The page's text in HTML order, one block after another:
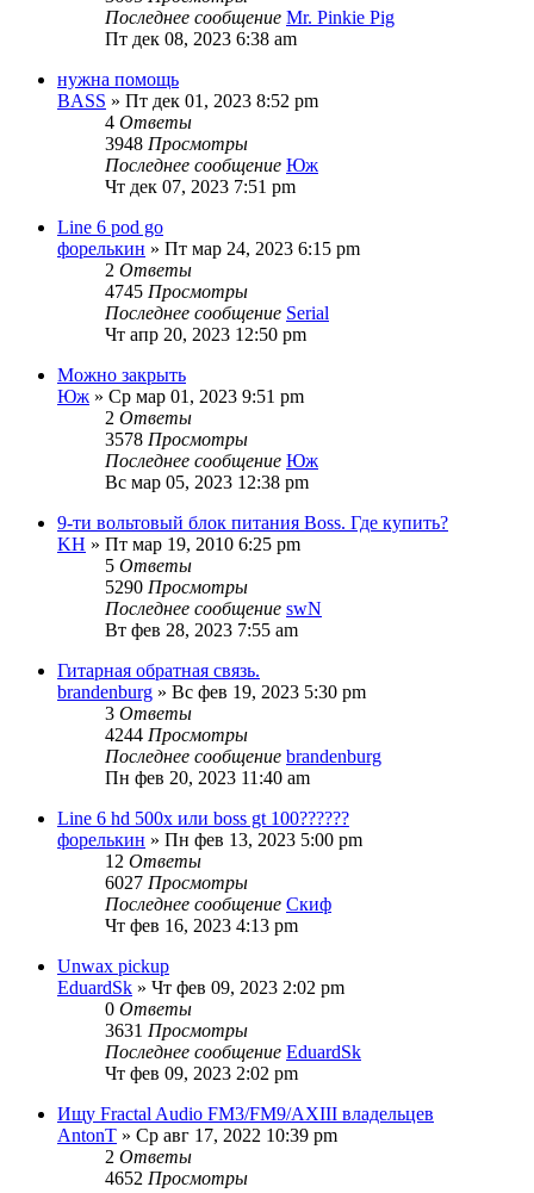
Последнее сообщение Mr. Pinkie Pig
Пт дек 08, 2023 6:38 am
нужна помощь
BASS » Пт дек 01, 2023 8:52 pm
4 Ответы
3948 Просмотры
Последнее сообщение Юж
Чт дек 07, 2023 7:51 pm
Line 6 pod go
форелькин » Пт мар 24, 2023 6:15 pm
2 Ответы
4745 Просмотры
Последнее сообщение Serial
Чт апр 20, 2023 12:50 pm
Можно закрыть
Юж » Ср мар 01, 2023 9:51 pm
2 Ответы
3578 Просмотры
Последнее сообщение Юж
Вс мар 05, 2023 12:38 pm
9-ти вольтовый блок питания Boss. Где купить?
KH » Пт мар 19, 2010 6:25 pm
5 Ответы
5290 Просмотры
Последнее сообщение swN
Вт фев 28, 2023 7:55 am
Гитарная обратная связь.
brandenburg » Вс фев 19, 2023 5:30 pm
3 Ответы
4244 Просмотры
Последнее сообщение brandenburg
Пн фев 20, 2023 11:40 am
Line 6 hd 500x или boss gt 100??????
форелькин » Пн фев 13, 2023 5:00 pm
12 Ответы
6027 Просмотры
Последнее сообщение Скиф
Чт фев 16, 2023 4:13 pm
Unwax pickup
EduardSk » Чт фев 09, 2023 2:02 pm
0 Ответы
3631 Просмотры
Последнее сообщение EduardSk
Чт фев 09, 2023 2:02 pm
Ищу Fractal Audio FM3/FM9/AXIII владельцев
AntonT » Ср авг 17, 2022 10:39 pm
2 Ответы
4652 Просмотры